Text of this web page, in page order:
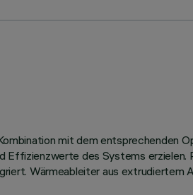
mit dem entsprechenden
Effizienzwerte des Systems
Wärmeableiter aus extrudiertem